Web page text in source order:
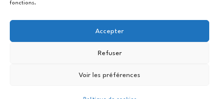
fonctions.
Accepter
Refuser
Voir les préférences